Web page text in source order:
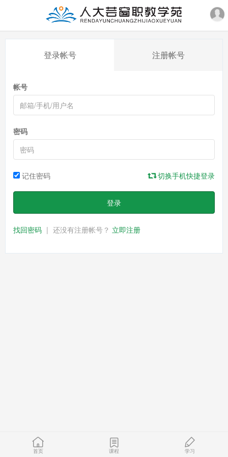
登录帐号 注册帐号
帐号
密码
记住密码 切换手机快捷登录
登录
找回密码 | 还没有注册帐号？ 立即注册
首页 课程 学习